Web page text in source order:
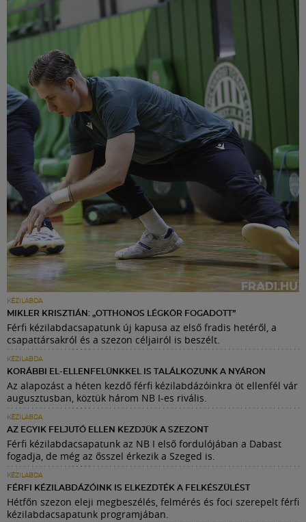
KÉZILABDA
MIKLER KRISZTIÁN: „OTTHONOS LÉGKÖR FOGADOTT”
Férfi kézilabdacsapatunk új kapusa az első fradis hetéről, a
csapattársakról és a szezon céljairól is beszélt.
KÉZILABDA
KORÁBBI EL-ELLENFELÜNKKEL IS TALÁLKOZUNK A NYÁRON
Az alapozást a héten kezdő férfi kézilabdázóinkra öt ellenfél vár
augusztusban, köztük három NB I-es rivális.
KÉZILABDA
AZ EGYIK FELJUTÓ ELLEN KEZDJÜK A SZEZONT
Férfi kézilabdacsapatunk az NB I első fordulójában a Dabast
fogadja, de még az ősszel érkezik a Szeged is.
KÉZILABDA
FÉRFI KÉZILABDÁZÓINK IS ELKEZDTÉK A FELKÉSZÜLÉST
Hétfőn szezon eleji megbeszélés, felmérés és foci szerepelt férfi
kézilabdacsapatunk programjában.